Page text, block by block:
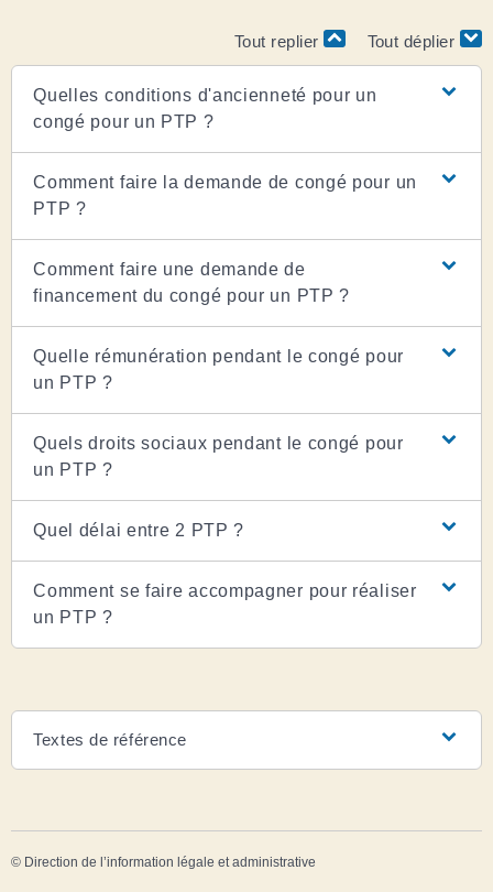
Tout replier Tout déplier
Quelles conditions d'ancienneté pour un
congé pour un PTP ?
Comment faire la demande de congé pour un
PTP ?
Comment faire une demande de
financement du congé pour un PTP ?
Quelle rémunération pendant le congé pour
un PTP ?
Quels droits sociaux pendant le congé pour
un PTP ?
Quel délai entre 2 PTP ?
Comment se faire accompagner pour réaliser
un PTP ?
Textes de référence
© Direction de l’information légale et administrative